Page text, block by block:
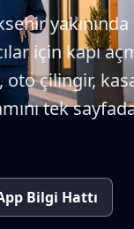
yakınında
için kapı
çilingir,
tek
Bilgi Hattı